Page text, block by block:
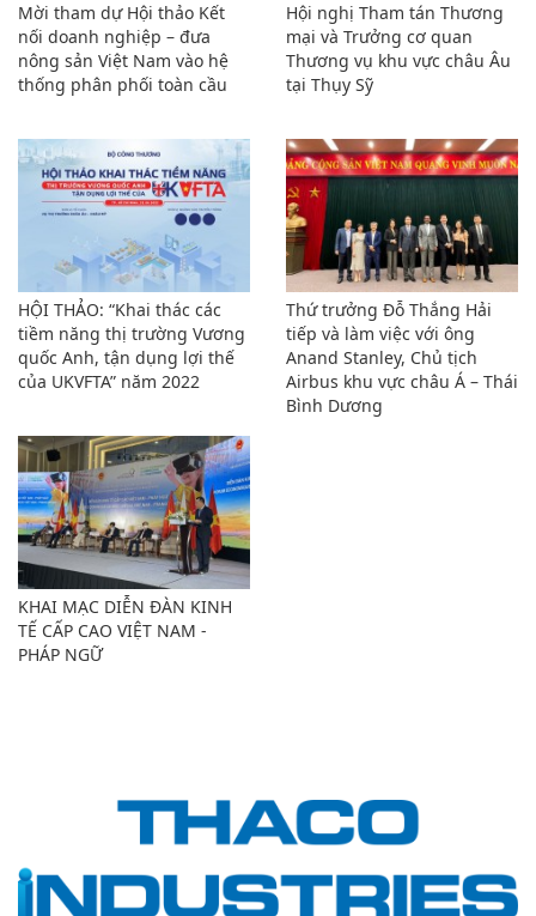
Mời tham dự Hội thảo Kết
nối doanh nghiệp – đưa
nông sản Việt Nam vào hệ
thống phân phối toàn cầu
Hội nghị Tham tán Thương
mại và Trưởng cơ quan
Thương vụ khu vực châu Âu
tại Thụy Sỹ
HỘI THẢO: “Khai thác các
tiềm năng thị trường Vương
quốc Anh, tận dụng lợi thế
của UKVFTA” năm 2022
Thứ trưởng Đỗ Thắng Hải
tiếp và làm việc với ông
Anand Stanley, Chủ tịch
Airbus khu vực châu Á – Thái
Bình Dương
KHAI MẠC DIỄN ĐÀN KINH
TẾ CẤP CAO VIỆT NAM -
PHÁP NGỮ